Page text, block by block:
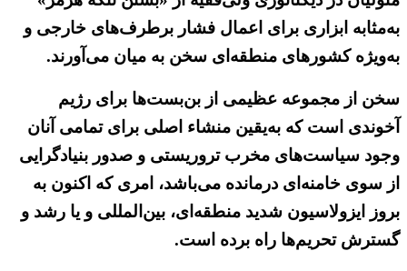
به‌مثابه ابزاری برای اعمال فشار برطرف‌های خارجی و
به‌ویژه کشورهای منطقه‌ای سخن به میان می‌آورند.
سخن از مجموعه عظیمی از بن‌بست‌ها برای رژیم
آخوندی است که به‌یقین منشاء اصلی برای تمامی آنان
وجود سیاست‌های مخرب تروریستی و صدور بنیادگرایی
از سوی خامنه‌ای درمانده می‌باشد، امری که اکنون به
بروز ایزولاسیون شدید منطقه‌ای، بین‌المللی و یا رشد و
گسترش تحریم‌ها راه برده است.